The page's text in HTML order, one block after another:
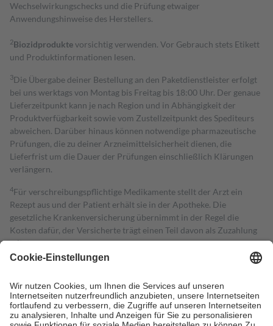
Wechselwirkungschecks und die Prüfung etwaiger
Anwendungshinweise des Herstellers.
2Biozidproduktevorsichtig verwenden. Vor Gebrauch stets Etikett
und Produktinformationen lesen.
3Die Übergabe deiner Bestellung an den Paketdienstleister erfolgt
bei uns werktags von Montag bis Freitag bis 18:00 Uhr. Der genaue
Lieferzeitpunkt kann je nach Region und in Abhängigkeit der
Produktverfügbarkeit sowie vom Zustellzeitpunkt des Spediteurs
abweichen. Darüber hinaus können notwendige pharmazeutische
Prüfungen, die zu deiner Arzneimittelsicherheit dienen, die
Lieferfrist um die Dauer der Prüfungen einschließlich Klärungen
verlängern.
4Für verschreibungspflichtige Medikamente stellt der Arzt ein
Rezept aus und der Patient erhält sie in der Apotheke. Die
gesetzliche Krankenversicherung übernimmt in der Regel die
Kosten dafür, der Versicherte trägt einen Teil davon als Zuzahlung
mit.
Grundsätzlich leisten Mitglieder Zuzahlungen in Höhe von zehn
höchstens zehn Euro.
Es sind jedoch nie mehr als die tatsächlichen
Kosten der Leistung zu entrichten.
Diese Regeln gelten grundsätzlich auch für Online-Apotheken.
Bei Heilmitteln und häuslicher Krankenpflege beträgt die